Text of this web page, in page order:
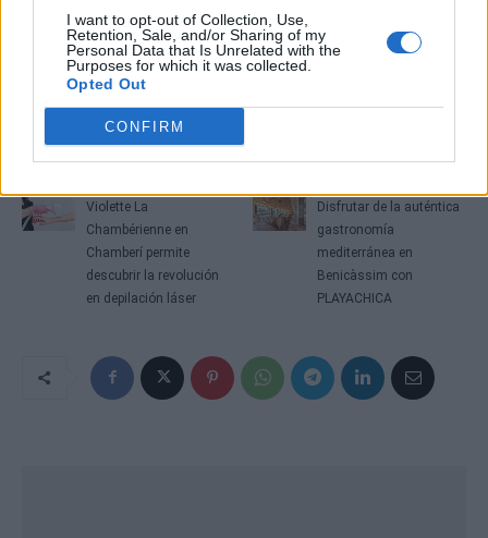
I want to opt-out of Collection, Use,
Retention, Sale, and/or Sharing of my
Personal Data that Is Unrelated with the
Purposes for which it was collected.
Opted Out
CONFIRM
Violette La
Chambérienne en
Chamberí permite
descubrir la revolución
en depilación láser
Disfrutar de la auténtica
gastronomía
mediterránea en
Benicàssim con
PLAYACHICA